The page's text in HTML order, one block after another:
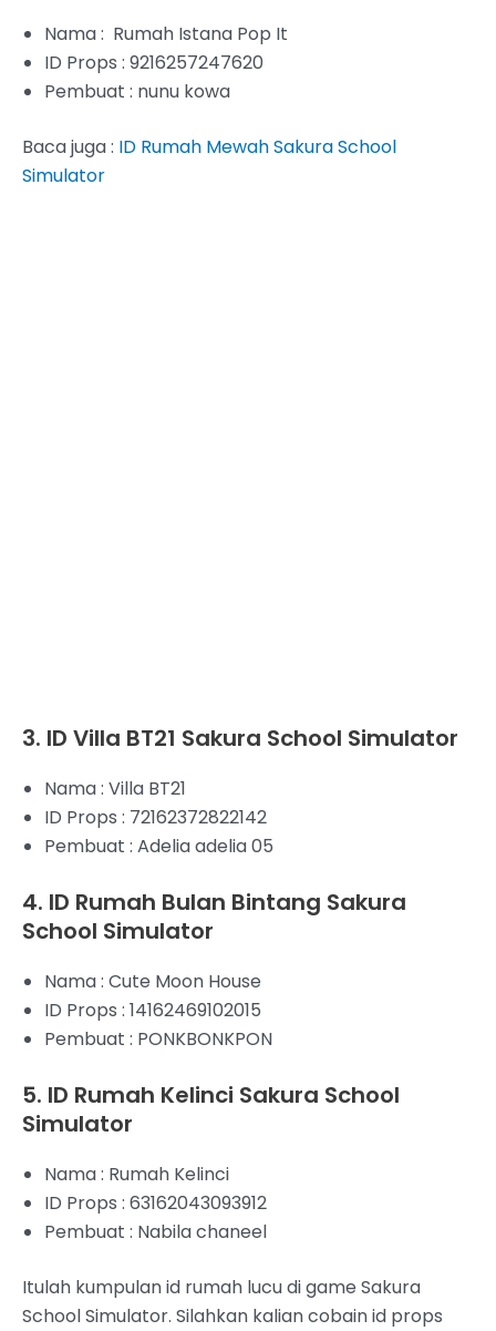
Nama : Rumah Istana Pop It
ID Props : 9216257247620
Pembuat : nunu kowa
Baca juga : ID Rumah Mewah Sakura School
Simulator
3. ID Villa BT21 Sakura School Simulator
Nama : Villa BT21
ID Props : 72162372822142
Pembuat : Adelia adelia 05
4. ID Rumah Bulan Bintang Sakura
School Simulator
Nama : Cute Moon House
ID Props : 14162469102015
Pembuat : PONKBONKPON
5. ID Rumah Kelinci Sakura School
Simulator
Nama : Rumah Kelinci
ID Props : 63162043093912
Pembuat : Nabila chaneel
Itulah kumpulan id rumah lucu di game Sakura
School Simulator. Silahkan kalian cobain id props